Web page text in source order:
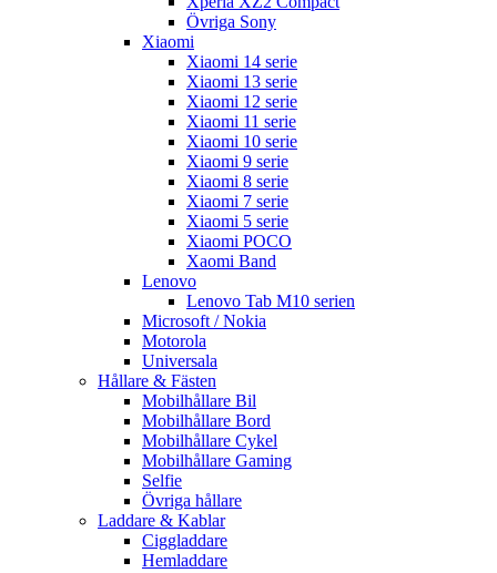
Övriga Sony
Xiaomi
Xiaomi 14 serie
Xiaomi 13 serie
Xiaomi 12 serie
Xiaomi 11 serie
Xiaomi 10 serie
Xiaomi 9 serie
Xiaomi 8 serie
Xiaomi 7 serie
Xiaomi 5 serie
Xiaomi POCO
Xaomi Band
Lenovo
Lenovo Tab M10 serien
Microsoft / Nokia
Motorola
Universala
Hållare & Fästen
Mobilhållare Bil
Mobilhållare Bord
Mobilhållare Cykel
Mobilhållare Gaming
Selfie
Övriga hållare
Laddare & Kablar
Ciggladdare
Hemladdare